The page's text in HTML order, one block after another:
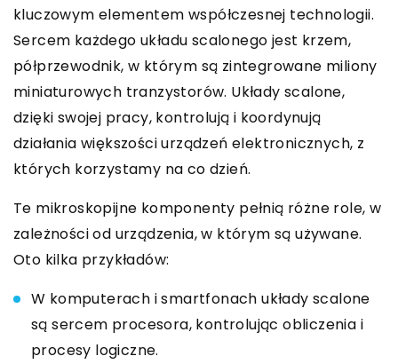
kluczowym elementem współczesnej technologii.
Sercem każdego układu scalonego jest krzem,
półprzewodnik, w którym są zintegrowane miliony
miniaturowych tranzystorów. Układy scalone,
dzięki swojej pracy, kontrolują i koordynują
działania większości urządzeń elektronicznych, z
których korzystamy na co dzień.
Te mikroskopijne komponenty pełnią różne role, w
zależności od urządzenia, w którym są używane.
Oto kilka przykładów:
W komputerach i smartfonach układy scalone
są sercem procesora, kontrolując obliczenia i
procesy logiczne.